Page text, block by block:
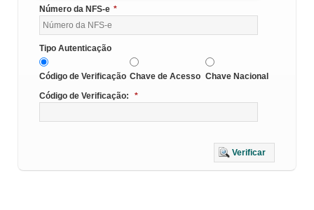
Número da NFS-e *
Tipo Autenticação
Código de Verificação Chave de Acesso Chave Nacional
Código de Verificação:
*
Verificar